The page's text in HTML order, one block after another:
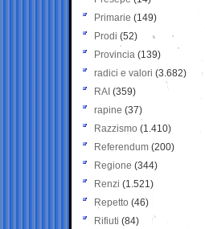
Primarie (149)
Prodi (52)
Provincia (139)
radici e valori (3.682)
RAI (359)
rapine (37)
Razzismo (1.410)
Referendum (200)
Regione (344)
Renzi (1.521)
Repetto (46)
Rifiuti (84)